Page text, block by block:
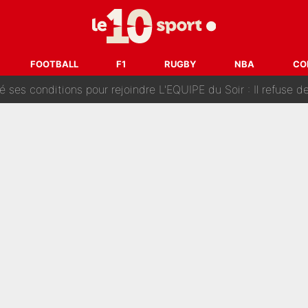
FOOTBALL F1 RUGBY NBA
Voice Kids : Contacté par Matt Pokora, Kylian Mbappé a
terminé, DAZN a fait son choix pour Benjamin Da Silva et
conditions pour rejoindre L'EQUIPE du Soir : Il refuse de faire